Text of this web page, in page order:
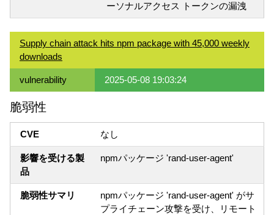
ーソナルアクセス トークンの漏洩
Supply chain attack hits npm package with 45,000 weekly
downloads
vulnerability 2025-05-08 19:03:24
脆弱性
CVE なし
影響を受ける製
品
npmパッケージ 'rand-user-agent'
脆弱性サマリ
npmパッケージ 'rand-user-agent' がサ
プライチェーン攻撃を受け、リモート